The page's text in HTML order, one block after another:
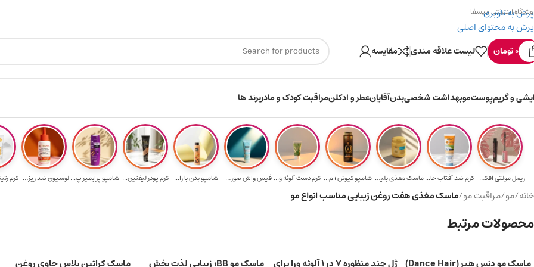
پرش به ناوبری
پرش به محتوای اصلی
هدیه برای خرید ارسال رایگان برای خرید ۳.۵ میلیون به یالا ۳۰۰ میسکوین (۳۰ هزار تومن) هدیه خرید اول
اینترنتی میسفا
0تومان لیست علاقه مندی مقایسه
و گریمپوستموبهداشت شخصیبدنآقایانعطر و ادکلنمراقبت کودک و مادربرند ها
ریمل مولتی افکت... کرم ضد آفتاب حا... ماسک مغذی بلیتا... شامپو کیوتن ؛ م... کرم دست آلوئه و... فیس واش صورت آک... شامپو بدن با را... کرم پودر لیفتین... شامپو پرایمیر پ... لوسیون ضد ریزش ... کرم
خانه/مو/مراقبت مو/ماسک مغذی هفت روغن زیبایی مناسب انواع مو
محصولات مرتبط
ماسک مو دنس هیر (Dance Hair) ژل چند منظوره 7 در 1 آلوئه ورا برای ماسک مو BB؛ زیبایی لذت بخش ماسک کراتین پلاس حاوی روغن